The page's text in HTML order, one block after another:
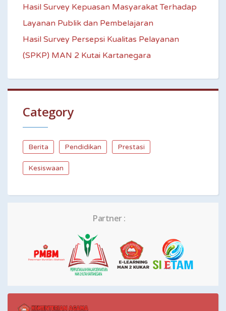
Hasil Survey Kepuasan Masyarakat Terhadap
Layanan Publik dan Pembelajaran
Hasil Survey Persepsi Kualitas Pelayanan
(SPKP) MAN 2 Kutai Kartanegara
Category
Berita Pendidikan Prestasi
Kesiswaan
Partner :